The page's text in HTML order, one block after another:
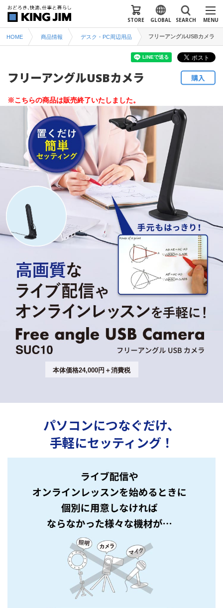
MENU
SEARCH
GLOBAL
STORE
HOME 商品情報 デスク・PC周辺用品 フリーアングルUSBカメラ
フリーアングルUSBカメラ 購入
※こちらの商品は販売終了いたしました。
本体価格24,000円＋消費税
パソコンにつなぐだけ、
手軽にセッティング！